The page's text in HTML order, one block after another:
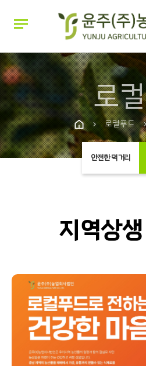
notes
로
chevron_right 로컬푸드
안전한 먹거리
지역상